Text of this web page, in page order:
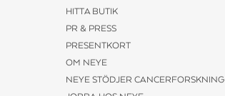
HITTA BUTIK
PR & PRESS
PRESENTKORT
OM NEYE
NEYE STÖDJER CANCERFORSKNING